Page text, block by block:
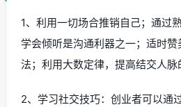
1、利用一切场合推销自己；通过
学会倾听是沟通利器之一；适时
法；利用大数定律，提高结交人脉
2、学习社交技巧：创业者可以通